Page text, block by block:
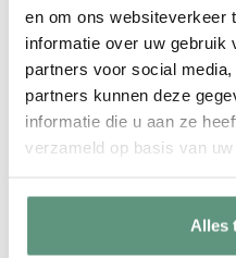
en om ons websiteverkeer
informatie over uw gebruik
partners voor social
partners kunnen deze
informatie die u aan ze
verzameld op basis van
Alles
Oudroze
Donkerblauw
Geel